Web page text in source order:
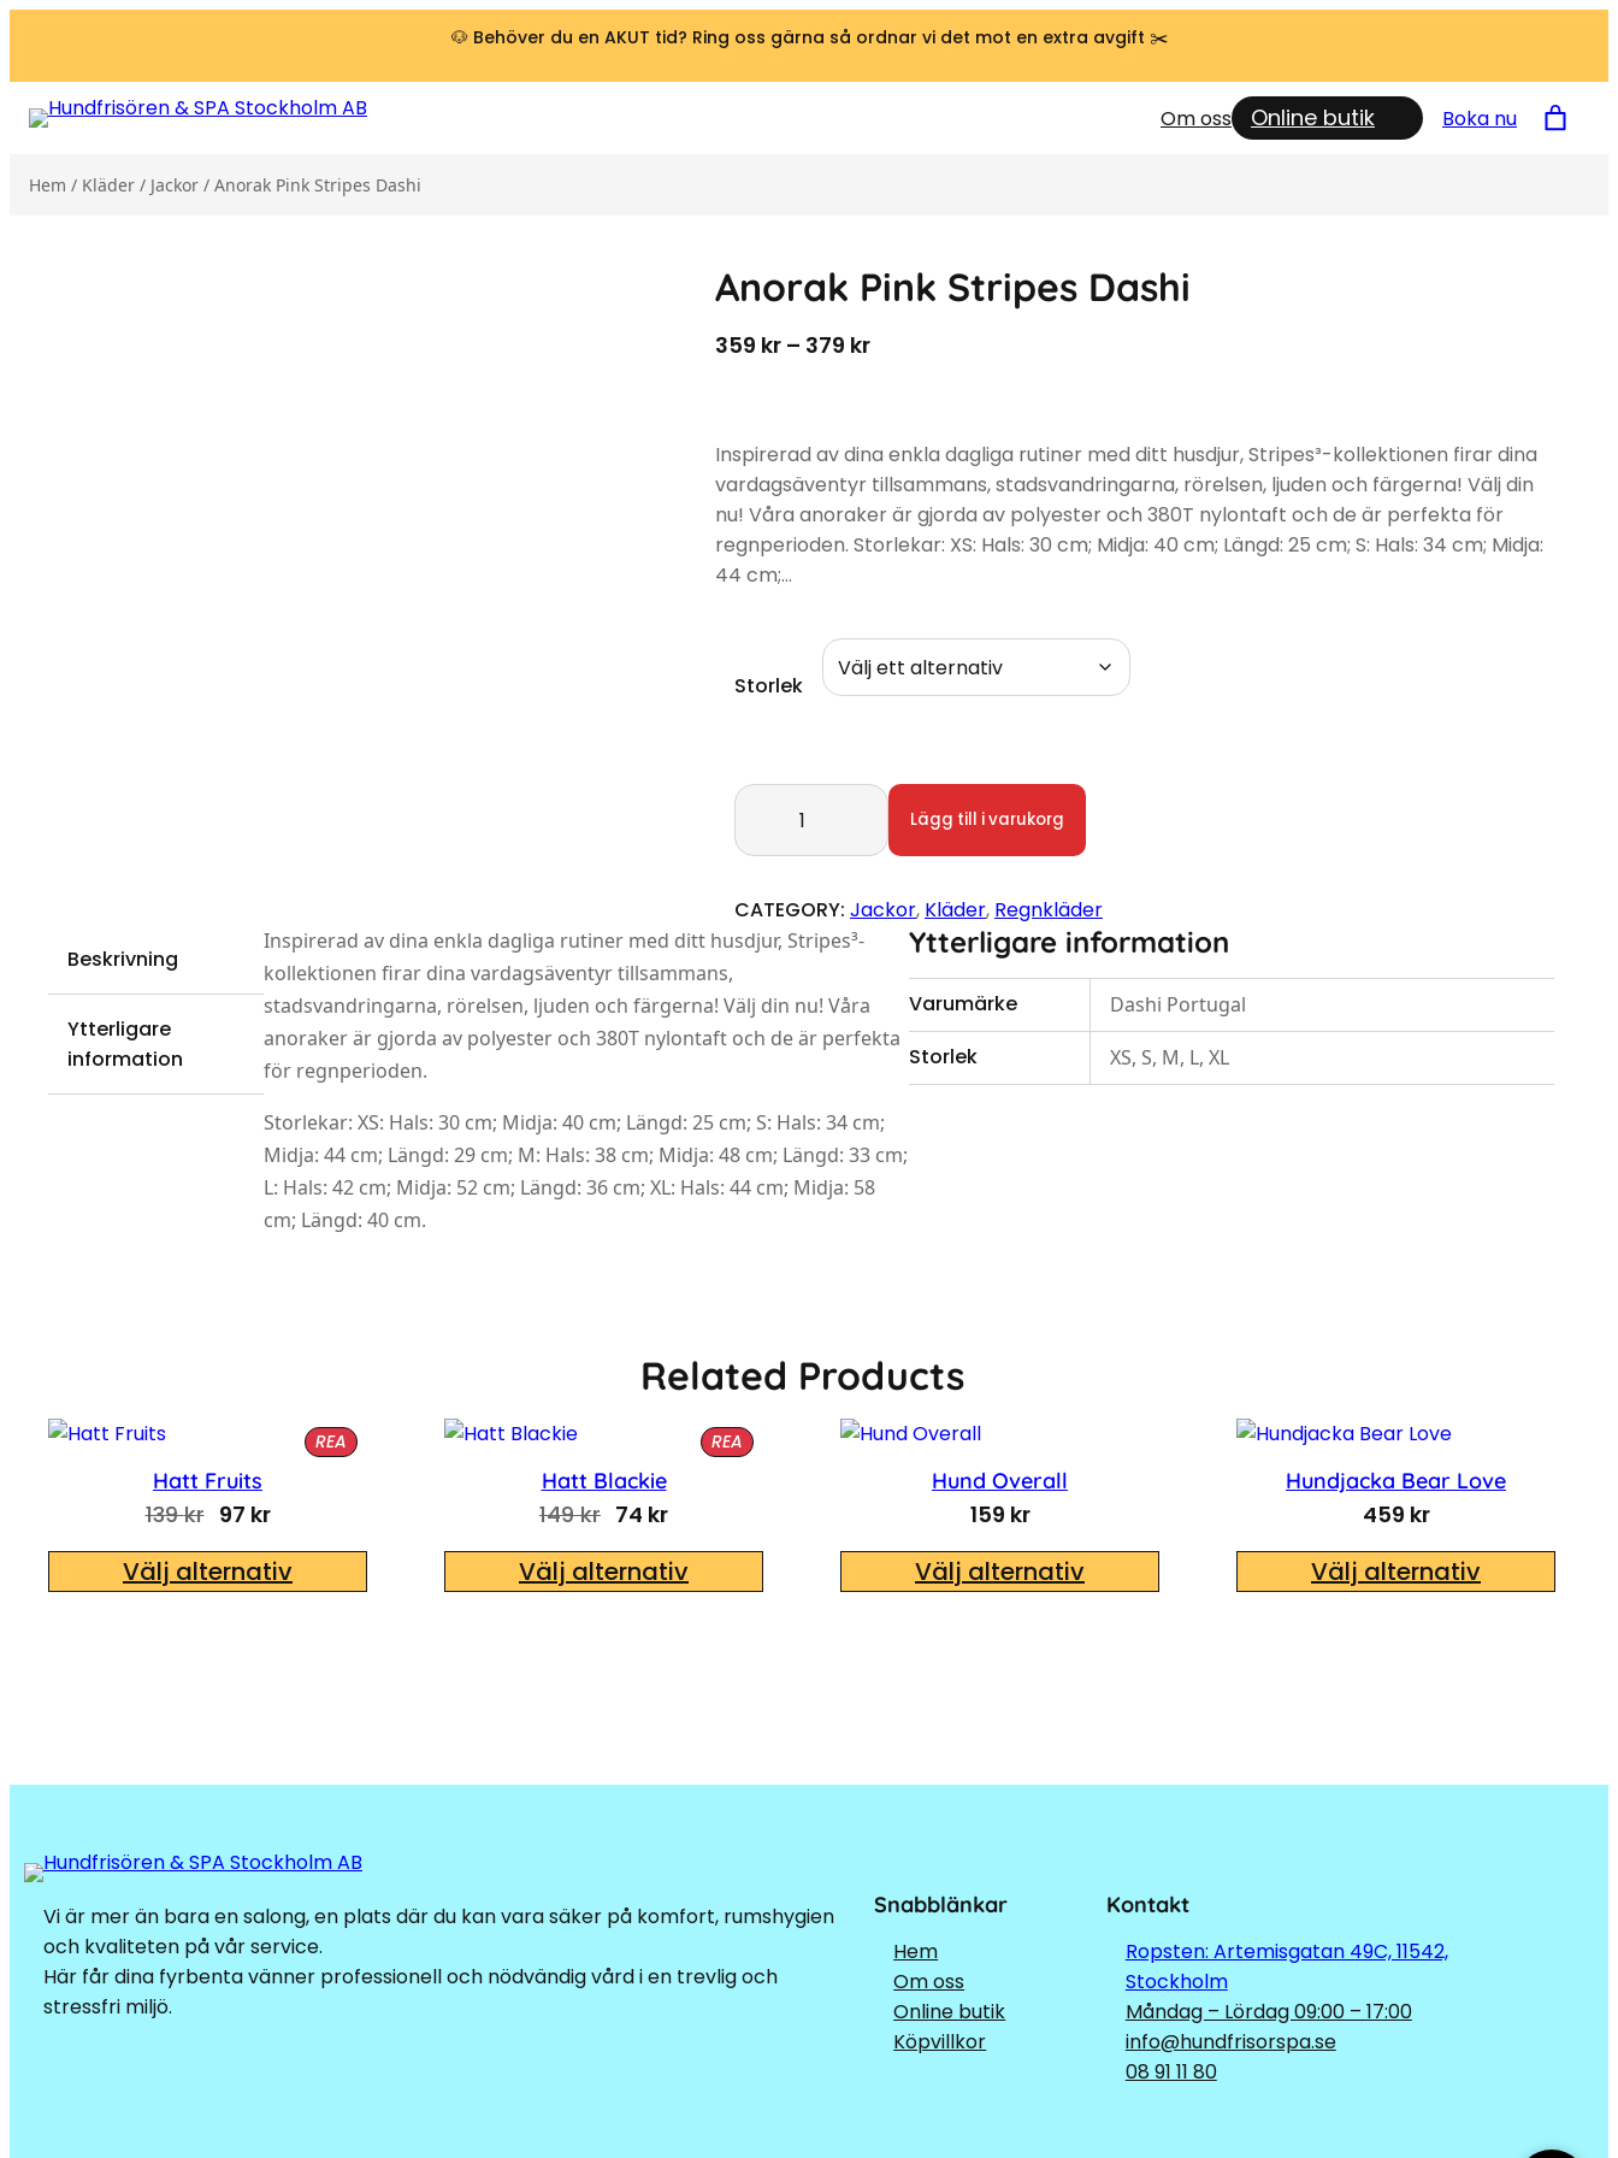
🐶 Behöver du en AKUT tid? Ring oss gärna så ordnar vi det mot en extra avgift ✂️
Om oss Online butik Boka nu
Hem / Kläder / Jackor / Anorak Pink Stripes Dashi
Anorak Pink Stripes Dashi
359 kr – 379 krPrisintervall: 359 kr till 379 kr
Inspirerad av dina enkla dagliga rutiner med ditt husdjur, Stripes³-kollektionen firar dina
vardagsäventyr tillsammans, stadsvandringarna, rörelsen, ljuden och färgerna! Välj din
nu! Våra anoraker är gjorda av polyester och 380T nylontaft och de är perfekta för
regnperioden. Storlekar: XS: Hals: 30 cm; Midja: 40 cm; Längd: 25 cm; S: Hals: 34 cm; Midja:
44 cm;…
Storlek
Anorak Pink Stripes Dashi mängd
Lägg till i varukorg
CATEGORY: Jackor, Kläder, Regnkläder
Beskrivning
Ytterligare
information
Inspirerad av dina enkla dagliga rutiner med ditt husdjur, Stripes³-
kollektionen firar dina vardagsäventyr tillsammans,
stadsvandringarna, rörelsen, ljuden och färgerna! Välj din nu! Våra
anoraker är gjorda av polyester och 380T nylontaft och de är perfekta
för regnperioden.
Storlekar: XS: Hals: 30 cm; Midja: 40 cm; Längd: 25 cm; S: Hals: 34 cm;
Midja: 44 cm; Längd: 29 cm; M: Hals: 38 cm; Midja: 48 cm; Längd: 33 cm;
L: Hals: 42 cm; Midja: 52 cm; Längd: 36 cm; XL: Hals: 44 cm; Midja: 58
cm; Längd: 40 cm.
Ytterligare information
Varumärke Dashi Portugal
Storlek XS, S, M, L, XL
Related Products
REA PRODUKTER PÅ REA
Hatt Fruits
139kr Det ursprungliga priset var: 139 kr.
97 krDet nuvarande priset är: 97 kr.
Välj alternativ
REA PRODUKTER PÅ REA
Hatt Blackie
149kr Det ursprungliga priset var: 149 kr.
74 krDet nuvarande priset är: 74 kr.
Välj alternativ
Hund Overall
159 kr
Välj alternativ
Hundjacka Bear Love
459 kr
Välj alternativ
Vi är mer än bara en salong, en plats där du kan vara säker på komfort, rumshygien
och kvaliteten på vår service.
Här får dina fyrbenta vänner professionell och nödvändig vård i en trevlig och
stressfri miljö.
Snabblänkar
Hem
Om oss
Online butik
Köpvillkor
Kontakt
Ropsten: Artemisgatan 49C, 11542,
Stockholm
Måndag – Lördag 09:00 – 17:00
info@hundfrisorspa.se
08 91 11 80